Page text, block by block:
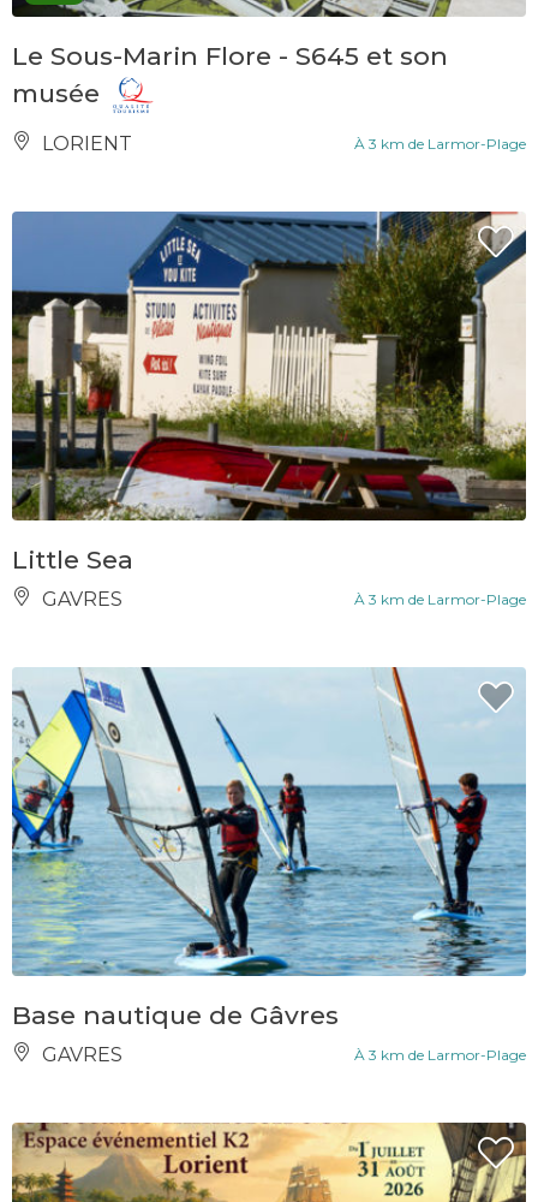
Le Sous-Marin Flore - S645 et son
musée
LORIENT À 3 km de Larmor-Plage
Little Sea
GAVRES À 3 km de Larmor-Plage
Base nautique de Gâvres
GAVRES À 3 km de Larmor-Plage